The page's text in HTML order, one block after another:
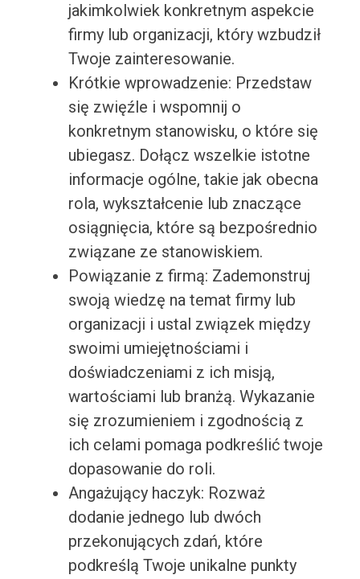
jakimkolwiek konkretnym aspekcie
firmy lub organizacji, który wzbudził
Twoje zainteresowanie.
Krótkie wprowadzenie: Przedstaw
się zwięźle i wspomnij o
konkretnym stanowisku, o które się
ubiegasz. Dołącz wszelkie istotne
informacje ogólne, takie jak obecna
rola, wykształcenie lub znaczące
osiągnięcia, które są bezpośrednio
związane ze stanowiskiem.
Powiązanie z firmą: Zademonstruj
swoją wiedzę na temat firmy lub
organizacji i ustal związek między
swoimi umiejętnościami i
doświadczeniami z ich misją,
wartościami lub branżą. Wykazanie
się zrozumieniem i zgodnością z
ich celami pomaga podkreślić twoje
dopasowanie do roli.
Angażujący haczyk: Rozważ
dodanie jednego lub dwóch
przekonujących zdań, które
podkreślą Twoje unikalne punkty